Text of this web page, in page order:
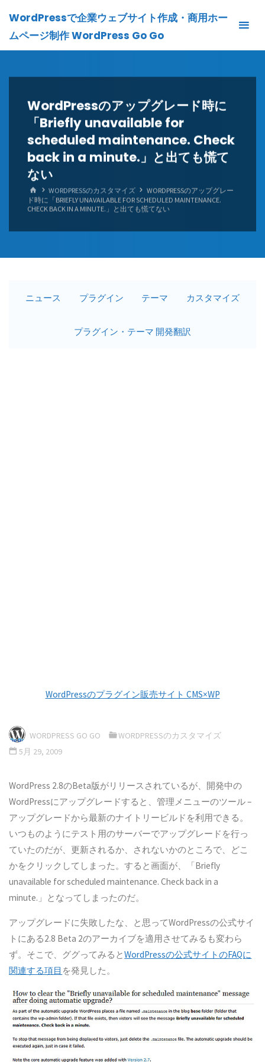
content
WordPressで企業ウェブサイト作成・商用ホー
ムページ制作 WordPress Go Go
WordPressのアップグレード時に
「Briefly unavailable for
scheduled maintenance. Check
back in a minute.」と出ても慌て
ない
HOMEWORDPRESSのカスタマイズ
WORDPRESSのアップグレー
ド時に「BRIEFLY UNAVAILABLE FOR SCHEDULED MAINTENANCE.
CHECK BACK IN A MINUTE.」と出ても慌てない
ニュース プラグイン テーマ カスタマイズ
プラグイン・テーマ 開発翻訳
WordPressのプラグイン販売サイト CMS×WP
WORDPRESS GO GO
WORDPRESSのカスタマイズ
5月 29, 2009
WordPress 2.8のBeta版がリリースされているが、開発中の
WordPressにアップグレードすると、管理メニューのツール –
アップグレードから最新のナイトリービルドを利用できる。
いつものようにテスト用のサーバーでアップグレードを行っ
ていたのだが、更新されるか、されないかのところで、どこ
かをクリックしてしまった。すると画面が、「Briefly
unavailable for scheduled maintenance. Check back in a
minute.」となってしまったのだ。
アップグレードに失敗したな、と思ってWordPressの公式サイ
トにある2.8 Beta 2のアーカイブを適用させてみるも変わら
ず。そこで、ググってみるとWordPressの公式サイトのFAQに
関連する項目 を発見した。